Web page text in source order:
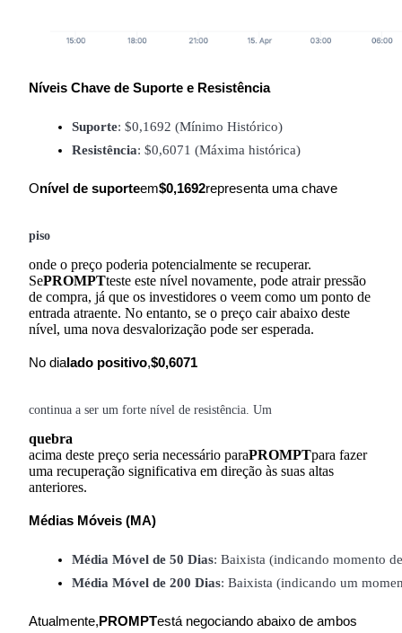
Bitrue
Parceiros Bitrue
Até 65% de comissões!
Indicação
Convide um amigo para receber recompensas em dinheiro
Níveis Chave de Suporte e Resistência
Suporte: $0,1692 (Mínimo Histórico)
Resistência: $0,6071 (Máxima histórica)
Onível de suporteem$0,1692representa uma chave
piso
onde o preço poderia potencialmente se recuperar.
SePROMPTteste este nível novamente, pode atrair pressão
de compra, já que os investidores o veem como um ponto de
entrada atraente. No entanto, se o preço cair abaixo deste
nível, uma nova desvalorização pode ser esperada.
No dia lado positivo,$0,6071
continua a ser um forte nível de resistência. Um
quebra
acima deste preço seria necessário paraPROMPTpara fazer
uma recuperação significativa em direção às suas altas
anteriores.
Médias Móveis (MA)
Média Móvel de 50 Dias: Baixista (indicando momento
Média Móvel de 200 Dias: Baixista (indicando um
Atualmente, PROMPTestá negociando abaixo de ambos